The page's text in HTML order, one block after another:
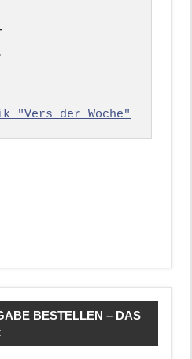
"Vers der Woche"
BESTELLEN – DAS